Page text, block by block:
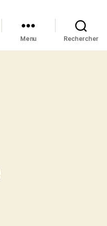
Menu Rechercher